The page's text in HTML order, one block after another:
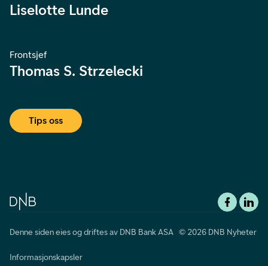
Liselotte Lunde
Frontsjef
Thomas S. Strzelecki
Tips oss
Denne siden eies og driftes av DNB Bank ASA © 2026 DNB Nyheter
Informasjonskapsler